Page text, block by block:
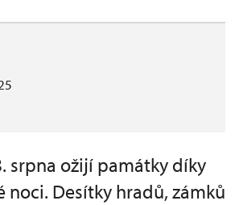
srpna ožijí památky díky
noci. Desítky hradů, zámků